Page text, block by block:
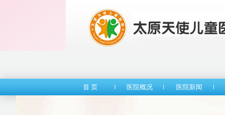
首 页 医院概况 医院新闻